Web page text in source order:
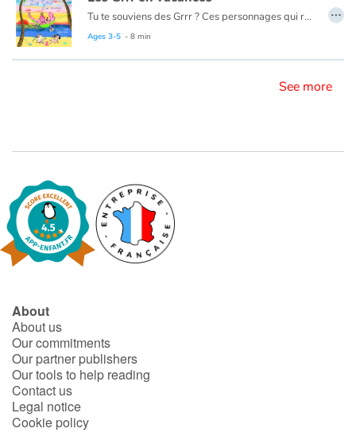
Tu te souviens des Grrr ? Ces personnages qui ronchonnent tout le temps ?
Il s’agit d’un album jeunesse très drôle qui vous fera voir la vie du bon côté et profiter des plaisirs simples qu’elle vous offre.
Ages 3-5 - 8 min
…
See more
About
About us
Our commitments
Our partner publishers
Our tools to help reading
Contact us
Legal notice
Cookie policy